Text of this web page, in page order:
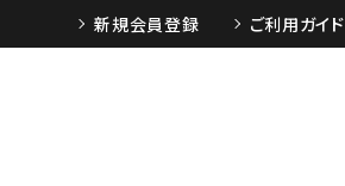
新規会員登録 ご利用ガイド